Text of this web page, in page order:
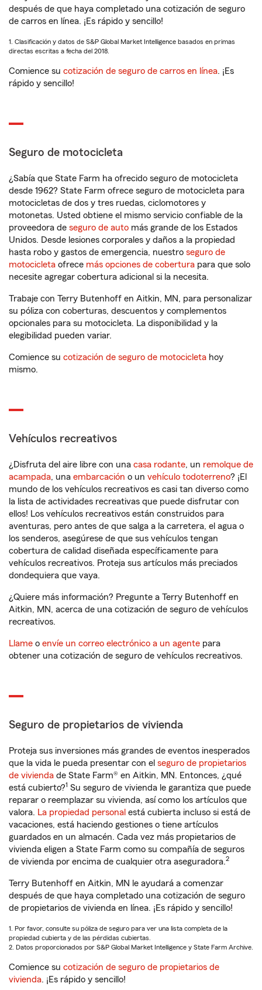
después de que haya completado una cotización de seguro
de carros en línea. ¡Es rápido y sencillo!
1. Clasificación y datos de S&P Global Market Intelligence basados en primas
directas escritas a fecha del 2018.
Comience su cotización de seguro de carros en línea. ¡Es
rápido y sencillo!
Seguro de motocicleta
¿Sabía que State Farm ha ofrecido seguro de motocicleta
desde 1962? State Farm ofrece seguro de motocicleta para
motocicletas de dos y tres ruedas, ciclomotores y
motonetas. Usted obtiene el mismo servicio confiable de la
proveedora de seguro de auto más grande de los Estados
Unidos. Desde lesiones corporales y daños a la propiedad
hasta robo y gastos de emergencia, nuestro seguro de
motocicleta ofrece más opciones de cobertura para que solo
necesite agregar cobertura adicional si la necesita.
Trabaje con Terry Butenhoff en Aitkin, MN, para personalizar
su póliza con coberturas, descuentos y complementos
opcionales para su motocicleta. La disponibilidad y la
elegibilidad pueden variar.
Comience su cotización de seguro de motocicleta hoy
mismo.
Vehículos recreativos
¿Disfruta del aire libre con una casa rodante, un remolque de
acampada, una embarcación o un vehículo todoterreno? ¡El
mundo de los vehículos recreativos es casi tan diverso como
la lista de actividades recreativas que puede disfrutar con
ellos! Los vehículos recreativos están construidos para
aventuras, pero antes de que salga a la carretera, el agua o
los senderos, asegúrese de que sus vehículos tengan
cobertura de calidad diseñada específicamente para
vehículos recreativos. Proteja sus artículos más preciados
dondequiera que vaya.
¿Quiere más información? Pregunte a Terry Butenhoff en
Aitkin, MN, acerca de una cotización de seguro de vehículos
recreativos.
Llame o envíe un correo electrónico a un agente para
obtener una cotización de seguro de vehículos recreativos.
Seguro de propietarios de vivienda
Proteja sus inversiones más grandes de eventos inesperados
que la vida le pueda presentar con el seguro de propietarios
de vivienda de State Farm® en Aitkin, MN. Entonces, ¿qué
está cubierto?1 Su seguro de vivienda le garantiza que puede
reparar o reemplazar su vivienda, así como los artículos que
valora. La propiedad personal está cubierta incluso si está de
vacaciones, está haciendo gestiones o tiene artículos
guardados en un almacén. Cada vez más propietarios de
vivienda eligen a State Farm como su compañía de seguros
de vivienda por encima de cualquier otra aseguradora.2
Terry Butenhoff en Aitkin, MN le ayudará a comenzar
después de que haya completado una cotización de seguro
de propietarios de vivienda en línea. ¡Es rápido y sencillo!
1. Por favor, consulte su póliza de seguro para ver una lista completa de la
propiedad cubierta y de las pérdidas cubiertas.
2. Datos proporcionados por S&P Global Market Intelligence y State Farm Archive.
Comience su cotización de seguro de propietarios de
vivienda. ¡Es rápido y sencillo!